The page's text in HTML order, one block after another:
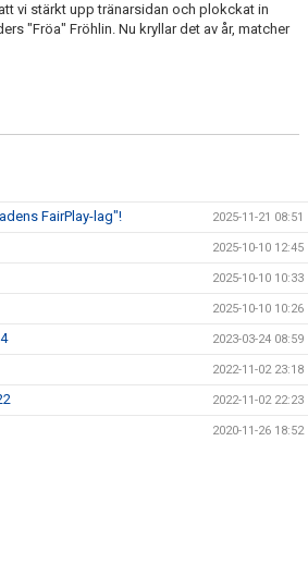
vi stärkt upp tränarsidan och plokckat in
"Fröa" Fröhlin. Nu kryllar det av år, matcher
FairPlay-lag"! 2025-11-21 08:51
2025-10-10 12:45
2025-10-10 10:33
2025-10-10 10:26
2023-03-24 08:59
2022-11-02 23:18
2022-11-02 22:23
2020-11-26 18:52